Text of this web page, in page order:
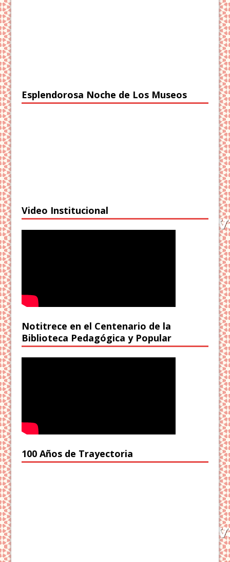
Esplendorosa Noche de Los Museos
Video Institucional
Notitrece en el Centenario de la
Biblioteca Pedagógica y Popular
100 Años de Trayectoria